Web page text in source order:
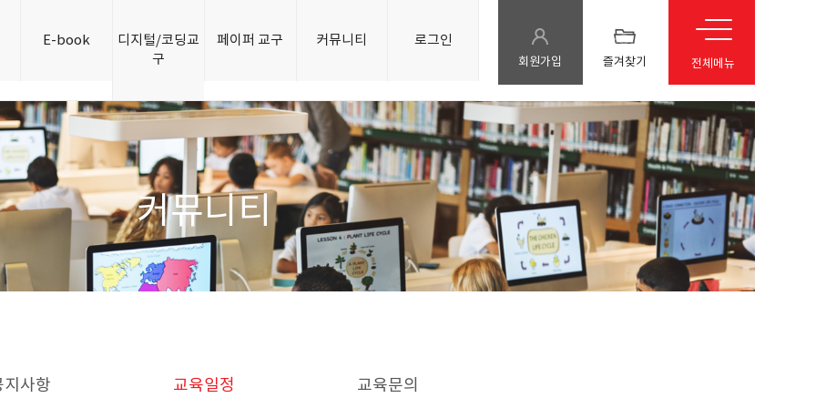
E-book
디지털/코딩교
구
페이퍼 교구 커뮤니티 로그인
즐겨찾기
회원가입 전체메뉴
커뮤니티
지사항 교육일정 교육문의